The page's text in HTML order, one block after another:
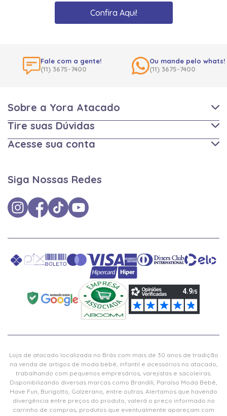
Confira Aqui!
Fale com a gente!
(11) 3675-7400
Ou mande pelo whats!
(11) 3675-7400
Sobre a Yora Atacado
Tire suas Dúvidas
Acesse sua conta
Siga Nossas Redes
Loja de atacado localizada no Brás com mais de 30 anos de tradição
na venda de artigos de moda bebê, infantil e acessórios no atacado,
trabalhando com pequenos empresários, varejistas e sacoleiras.
Disponibilizando diversas marcas como Brandili, Paraíso Moda Bebê,
Have Fun, Burigotto, Galzerano, entre outras. Alertamos que havendo
divergência entre preços do produto, valerá o preço informado no
carrinho de compras, produtos que eventualmente apareçam com